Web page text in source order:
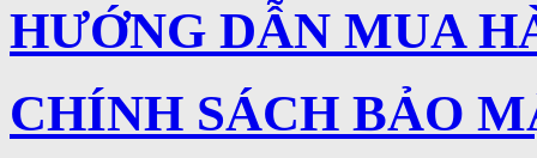
HƯỚNG DẪN MUA
CHÍNH SÁCH BẢO